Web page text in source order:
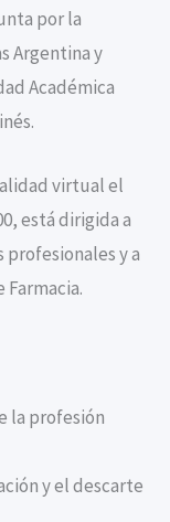
por la
Argentina y
Académica
virtual el
está dirigida a
y a
la profesión
y el descarte